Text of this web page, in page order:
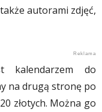
autorami zdjęć,
kalendarzem do
na drugą stronę po
złotych. Można go